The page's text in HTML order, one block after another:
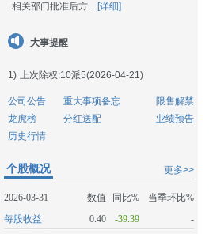
相关部门批准后方... [详细]
大事提醒
1) 上次除权:10派5(2026-04-21)
公司公告 重大事项备忘
限售解禁
龙虎榜
分红送配
业绩预告
历史行情
更多>>
个股概况
2026-03-31 数值 同比%
当季环比%
每股收益
0.40 -39.39
-